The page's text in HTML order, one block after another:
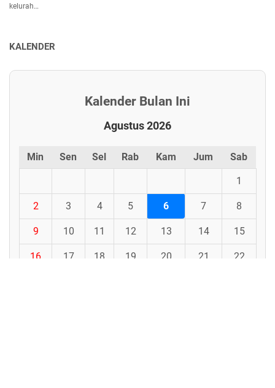
kelurah…
KALENDER
Kalender Bulan Ini
Agustus 2026
Min Sen Sel Rab Kam Jum Sab
1
2 3 4 5 6 7 8
9 10 11 12 13 14 15
16 17 18 19 20 21 22